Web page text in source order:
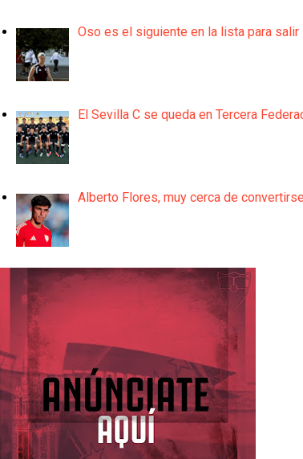
Oso es el siguiente en la lista para salir
El Sevilla C se queda en Tercera
Alberto Flores, muy cerca de